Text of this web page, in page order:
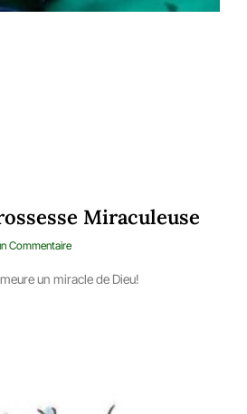
Miraculeuse
Commentaire
un miracle de Dieu!